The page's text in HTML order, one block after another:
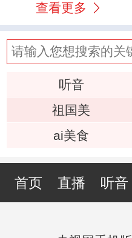
查看更多
听音
祖国美
ai美食
首页 直播 听音